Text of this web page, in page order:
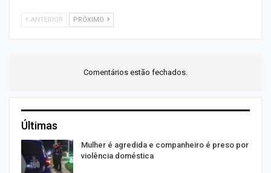
ANTERIOR PRÓXIMO
Comentários estão fechados.
Últimas
Mulher é agredida e companheiro é preso por
violência doméstica